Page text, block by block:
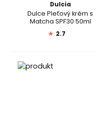
Dulcia
Dulce Pleťový krém s
Matcha SPF30 50ml
★ 2.7